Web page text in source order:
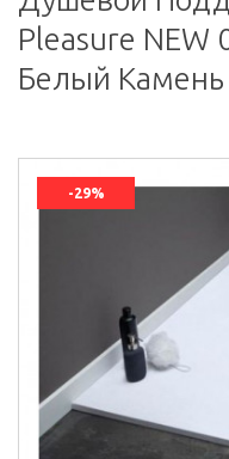
Pleasure NEW
Белый
-29%